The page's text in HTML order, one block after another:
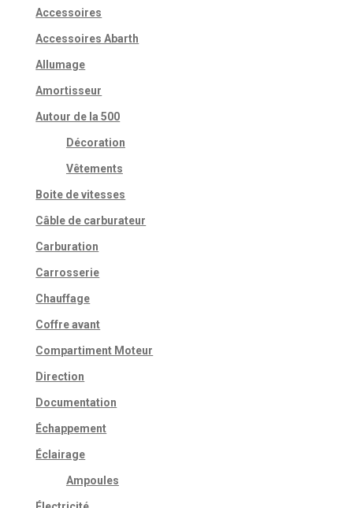
Accessoires
Accessoires Abarth
Allumage
Amortisseur
Autour de la 500
Décoration
Vêtements
Boite de vitesses
Câble de carburateur
Carburation
Carrosserie
Chauffage
Coffre avant
Compartiment Moteur
Direction
Documentation
Échappement
Éclairage
Ampoules